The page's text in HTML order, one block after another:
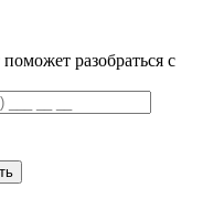
разобраться с